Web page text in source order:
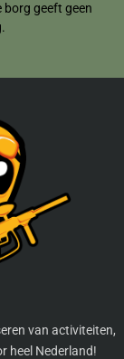
borg geeft geen
van activiteiten,
heel Nederland!